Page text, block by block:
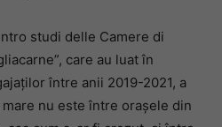
studi delle Camere di
care au luat în
între anii 2019-2021, a
nu este între orașele din